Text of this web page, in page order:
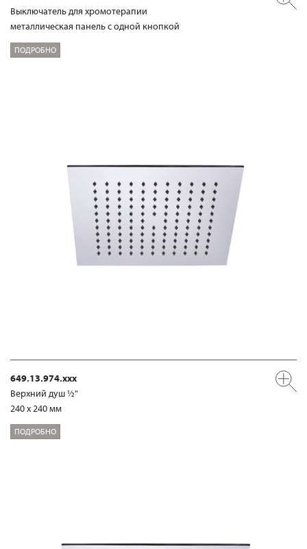
Выключатель для хромотерапии
металлическая панель с одной кнопкой
ПОДРОБНО
649.13.974.xxx
Верхний душ ½"
240 x 240 мм
ПОДРОБНО